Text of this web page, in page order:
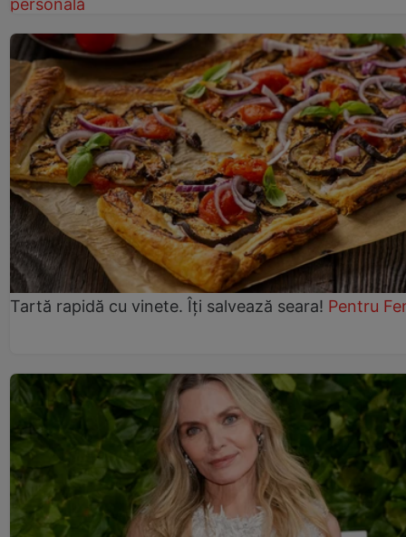
Tartă rapidă cu vinete. Îți salvează seara! Pentru